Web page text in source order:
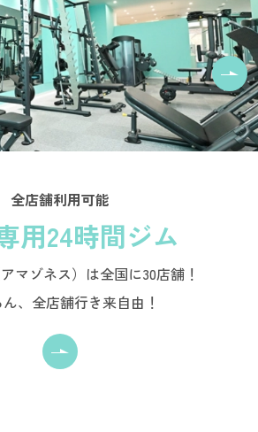
全店舗利用可能
用24時間ジム
マゾネス）は全国に30店舗！
、全店舗行き来自由！